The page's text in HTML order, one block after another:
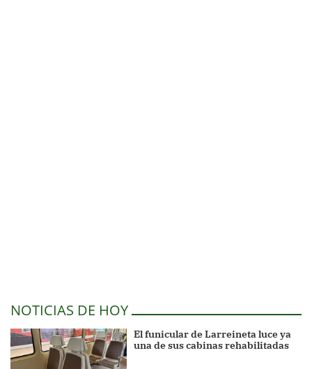
NOTICIAS DE HOY
El funicular de Larreineta luce ya
una de sus cabinas rehabilitadas